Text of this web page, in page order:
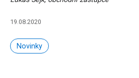
19.08.2020
Novinky